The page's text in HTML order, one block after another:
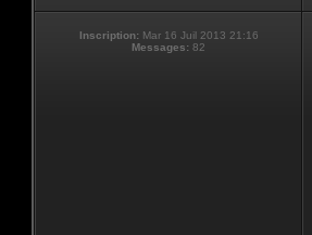
Inscription: Mar 16 Juil 2013 21:16
Messages: 82